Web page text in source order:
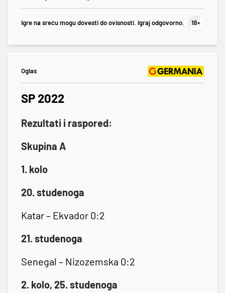
Igre na sreću mogu dovesti do ovisnosti. Igraj odgovorno.
Oglas
SP 2022
Rezultati i raspored:
Skupina A
1. kolo
20. studenoga
Katar – Ekvador 0:2
21. studenoga
Senegal – Nizozemska 0:2
2. kolo, 25. studenoga